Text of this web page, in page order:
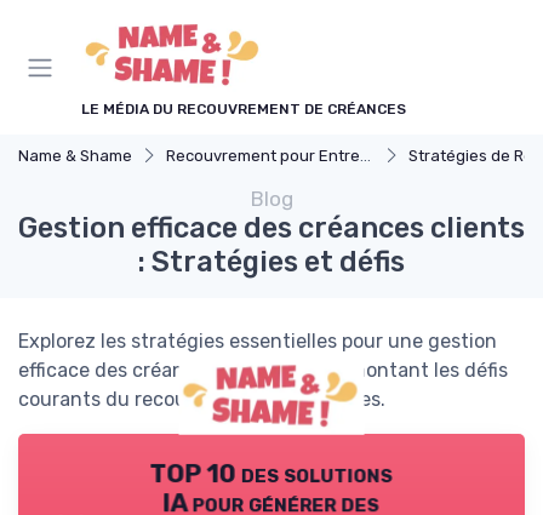
LE MÉDIA DU RECOUVREMENT DE CRÉANCES
Name & Shame Recouvrement pour Entreprises Stratégies de
Blog
Gestion efficace des créances clients
: Stratégies et défis
Explorez les stratégies essentielles pour une gestion
efficace des créances clients, en surmontant les défis
courants du recouvrement de créances.
TOP 10 des solutions
IA pour générer des